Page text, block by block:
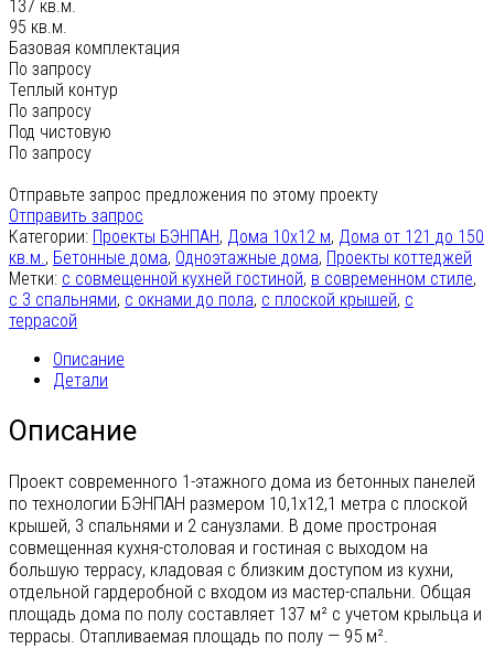
137 кв.м.
95 кв.м.
Базовая комплектация
По запросу
Теплый контур
По запросу
Под чистовую
По запросу
Отправьте запрос предложения по этому проекту
Отправить запрос
Категории: Проекты БЭНПАН, Дома 10х12 м, Дома от 121 до 150
кв.м., Бетонные дома, Одноэтажные дома, Проекты коттеджей
Метки: c совмещенной кухней гостиной, в современном стиле,
с 3 спальнями, с окнами до пола, с плоской крышей, с
террасой
Описание
Детали
Описание
Проект современного 1-этажного дома из бетонных панелей
по технологии БЭНПАН размером 10,1х12,1 метра с плоской
крышей, 3 спальнями и 2 санузлами. В доме простроная
совмещенная кухня-столовая и гостиная с выходом на
большую террасу, кладовая с близким доступом из кухни,
отдельной гардеробной с входом из мастер-спальни. Общая
площадь дома по полу составляет 137 м² с учетом крыльца и
террасы. Отапливаемая площадь по полу — 95 м².